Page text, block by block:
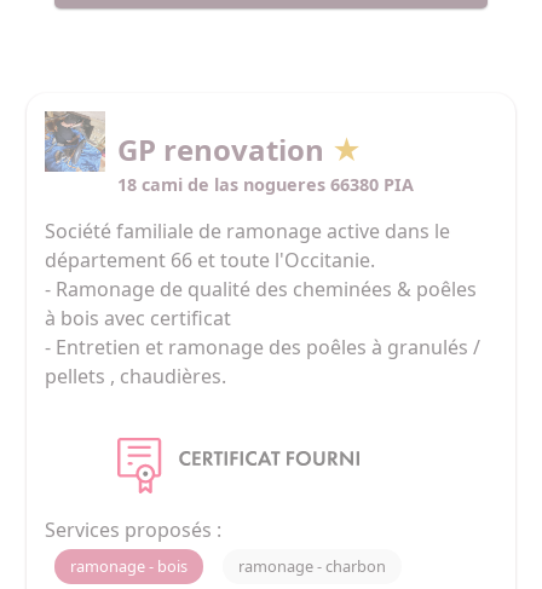
GP renovation ★
18 cami de las nogueres 66380 PIA
Société familiale de ramonage active dans le
département 66 et toute l'Occitanie.
- Ramonage de qualité des cheminées & poêles
à bois avec certificat
- Entretien et ramonage des poêles à granulés /
pellets , chaudières.
Services proposés :
ramonage - bois ramonage - charbon